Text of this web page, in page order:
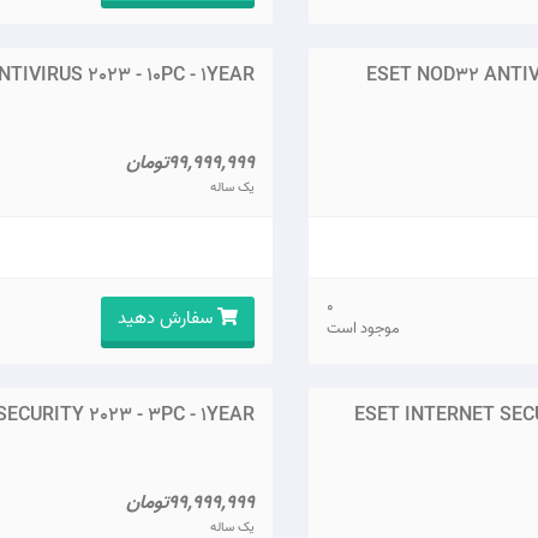
ESET NOD32
0
موجود است
2023 - 10PC - 1YEAR
99,999,999تومان
یک ساله
سفارش دهید
ESET INTERNET
2023 - 3PC - 1YEAR
99,999,999تومان
یک ساله